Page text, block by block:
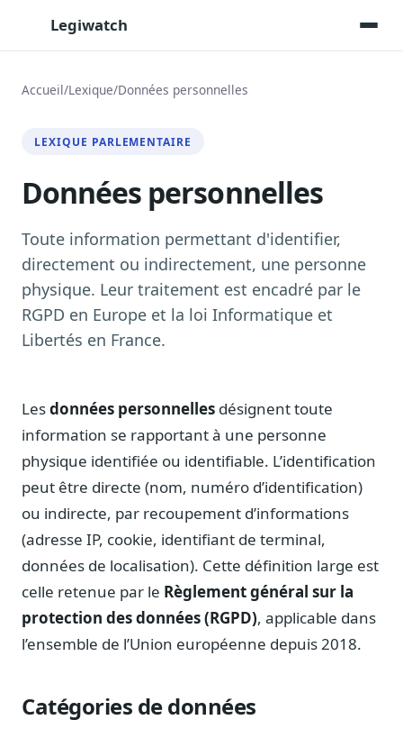
Legiwatch
Posez vos questions, réponses sourcées
Transcriptions IA
Toutes les séances AN/Sénat transcrites
Synthèses IA
Résumés automatiques des dossiers longs
Veille des matinales radio
9 interviews politiques, analysées avant 10 h
Alertes personnalisées
Notes, briefings, tableaux de bord
Fiches parlementaires
Parcours, mandats, prises de position
Registre HATVP
Cartographier l'influence sur un dossier
Affaires publiques
Fédérations & plaidoyer
Accueil/Lexique/Données personnelles
LEXIQUE PARLEMENTAIRE
Données personnelles
Toute information permettant d'identifier,
directement ou indirectement, une personne
physique. Leur traitement est encadré par le
RGPD en Europe et la loi Informatique et
Libertés en France.
Lesdonnées personnelles désignent toute
information se rapportant à une personne
physique identifiée ou identifiable. L’identification
peut être directe (nom, numéro d’identification)
ou indirecte, par recoupement d’informations
(adresse IP, cookie, identifiant de terminal,
données de localisation). Cette définition large est
celle retenue par le Règlement général sur la
protection des données (RGPD), applicable dans
l’ensemble de l’Union européenne depuis 2018.
Catégories de données